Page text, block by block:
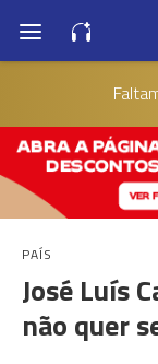
PAÍS
José Luís
não quer